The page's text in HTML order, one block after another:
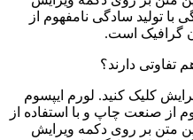
با تولید سادگی نامفهوم از
گرافیک است.
تفاوتی دارند؟
کلیک کنید. لورم ایپسوم
از صنعت چاپ و با استفاده از
متن بر روی دکمه ویرایش